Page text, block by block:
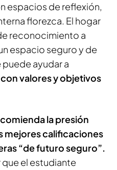
espacios de reflexión,
florezca. El hogar
reconocimiento a
espacio seguro y de
ayudar a
valores y objetivos
la presión
mejores calificaciones
“de futuro seguro”.
que el estudiante